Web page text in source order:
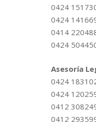
0424
0424
0414
0424
Asesoría
0424
0424
0412
0412